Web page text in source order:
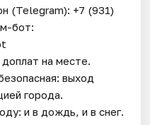
(Telegram): +7 (931)
бот:
на месте.
выход
города.
и в дождь, и в снег.